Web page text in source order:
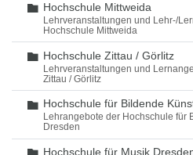
Ordner
Hochschule Mittweida
Lehrveranstaltungen und Lehr-/
Hochschule Mittweida
Ordner
Hochschule Zittau / Görlitz
Lehrveranstaltungen und
Zittau / Görlitz
Ordner
Hochschule für Bildende
Lehrangebote der Hochschule für
Dresden
Ordner
Hochschule für Musik